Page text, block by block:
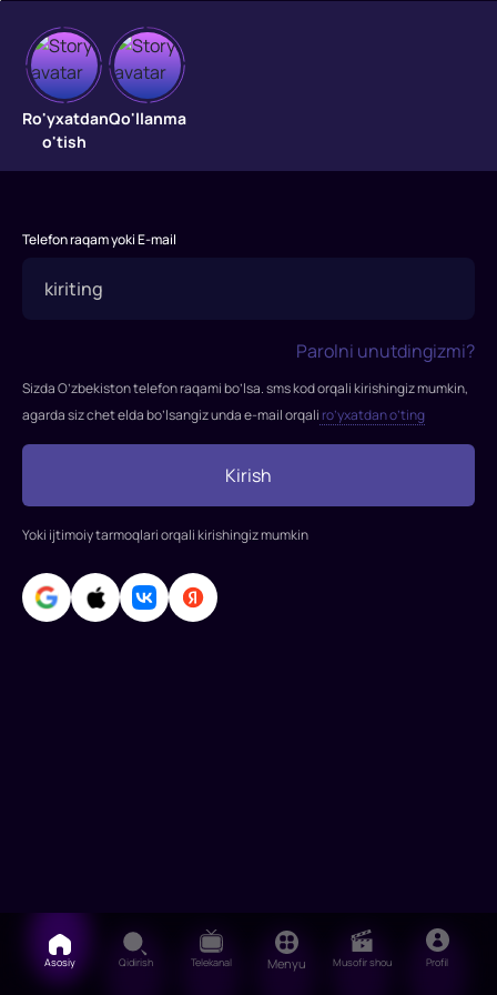
Voronej
ko'chasidagi
mushuk
ko'chasidagi
tasvirga
olingan.
Rejissor:
Kotyonochkin
Rollarda:
Nevinnyy,
Vladimir
Ro'yxatdan
o'tish
Qo'llanma
Telefon raqam yoki E-mail
Parolni unutdingizmi?
Sizda O’zbekiston telefon raqami bo’lsa. sms kod orqali kirishingiz mumkin,
agarda siz chet elda bo’lsangiz unda e-mail orqali ro’yxatdan o’ting
Kirish
Yoki ijtimoiy tarmoqlari orqali kirishingiz mumkin
Asosiy Qidirish Telekanal Menyu Musofir shou Profil